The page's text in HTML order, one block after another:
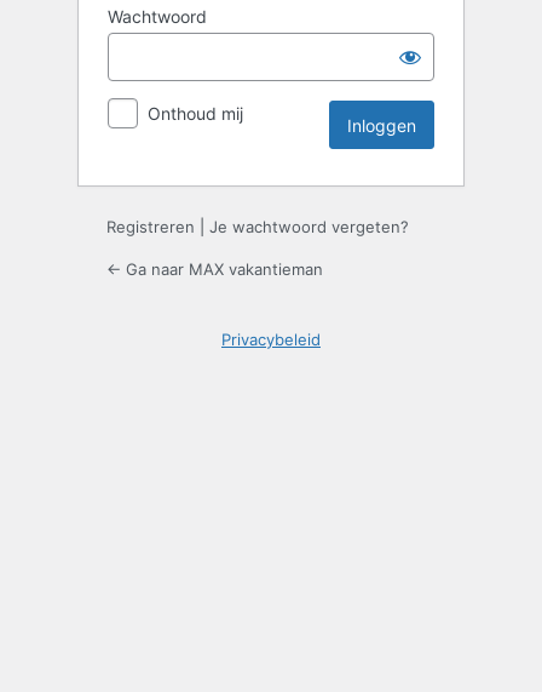
Wachtwoord
Onthoud mij
Registreren Je wachtwoord vergeten?
← Ga naar MAX vakantieman
Privacybeleid